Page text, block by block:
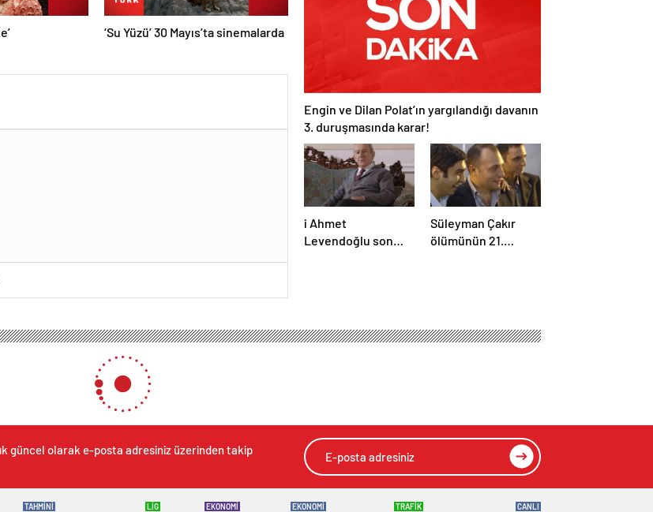
‘Su Yüzü’ 30 Mayıs’ta sinemalarda
Engin ve Dilan Polat’ın yargılandığı davanın
3. duruşmasında karar!
i Ahmet
Levendoğlu son
Süleyman Çakır
ölümünün 21.
güncel olarak e-posta adresiniz üzerinden takip
TAHMİNİ LİG EKONOMİ EKONOMİ TRAFİK CANLI